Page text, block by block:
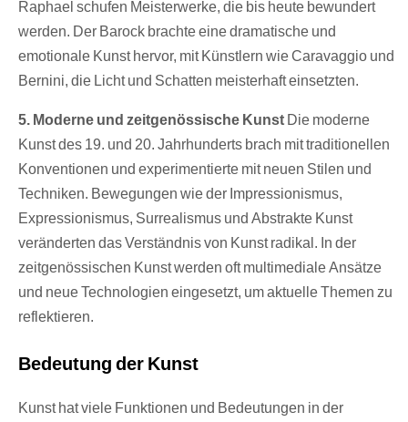
Raphael schufen Meisterwerke, die bis heute bewundert
werden. Der Barock brachte eine dramatische und
emotionale Kunst hervor, mit Künstlern wie Caravaggio und
Bernini, die Licht und Schatten meisterhaft einsetzten.
5. Moderne und zeitgenössische KunstDie moderne
Kunst des 19. und 20. Jahrhunderts brach mit traditionellen
Konventionen und experimentierte mit neuen Stilen und
Techniken. Bewegungen wie der Impressionismus,
Expressionismus, Surrealismus und Abstrakte Kunst
veränderten das Verständnis von Kunst radikal. In der
zeitgenössischen Kunst werden oft multimediale Ansätze
und neue Technologien eingesetzt, um aktuelle Themen zu
reflektieren.
Bedeutung der Kunst
Kunst hat viele Funktionen und Bedeutungen in der